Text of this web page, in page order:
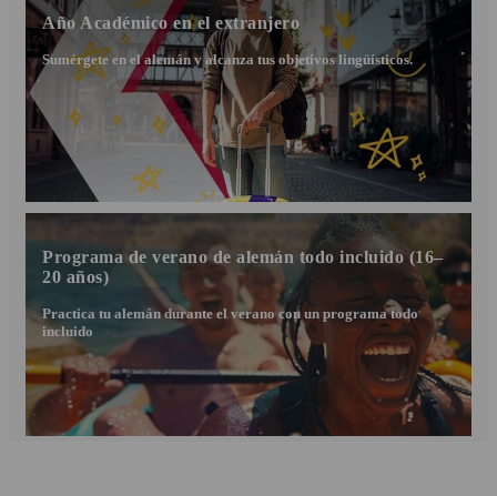
Año Académico en el extranjero
Sumérgete en el alemán y alcanza tus objetivos lingüísticos.
Programa de verano de alemán todo incluido (16–
20 años)
Practica tu alemán durante el verano con un programa todo
incluido